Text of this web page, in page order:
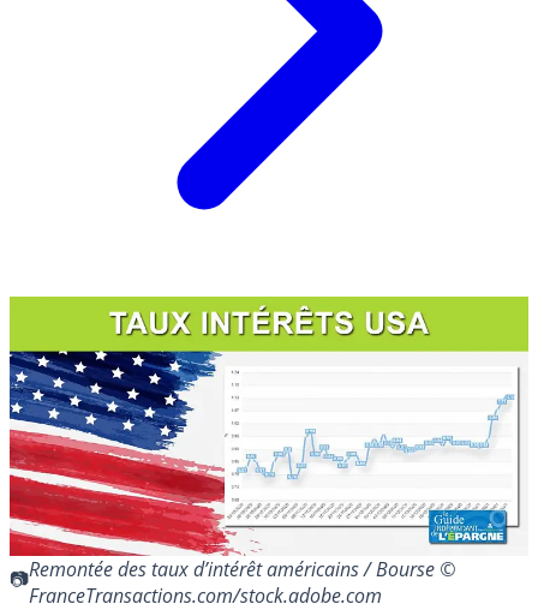
Remontée des taux d’intérêt américains / Bourse ©
FranceTransactions.com/stock.adobe.com